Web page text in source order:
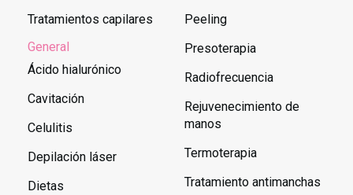
Tratamientos capilares
General
Ácido hialurónico
Cavitación
Celulitis
Depilación láser
Dietas
Peeling
Presoterapia
Radiofrecuencia
Rejuvenecimiento de
manos
Termoterapia
Tratamiento antimanchas